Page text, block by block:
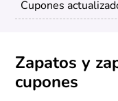
Cupones
Zapatos y
cupones